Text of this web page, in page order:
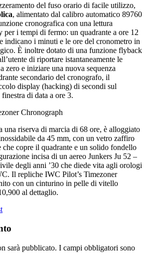
del fuso orario di facile utilizzo,
, alimentato dal calibro automatico 89760
cronografica con una lettura
per i tempi di fermo: un quadrante a ore 12
indicano i minuti e le ore del cronometro in
È inoltre dotato di una funzione flyback
di riportare istantaneamente le
zero e iniziare una nuova sequenza
secondario del cronografo, il
display (hacking) di secondi sul
di data a ore 3.
una riserva di marcia di 68 ore, è alloggiato
da 45 mm, con un vetro zaffiro
che copre il quadrante e un solido fondello
incisa di un aereo Junkers Ju 52 –
degli anni ’30 che diede vita agli orologi
Il repliche IWC Pilot’s Timezoner
con un cinturino in pelle di vitello
al dettaglio.
sarà pubblicato. I campi obbligatori sono